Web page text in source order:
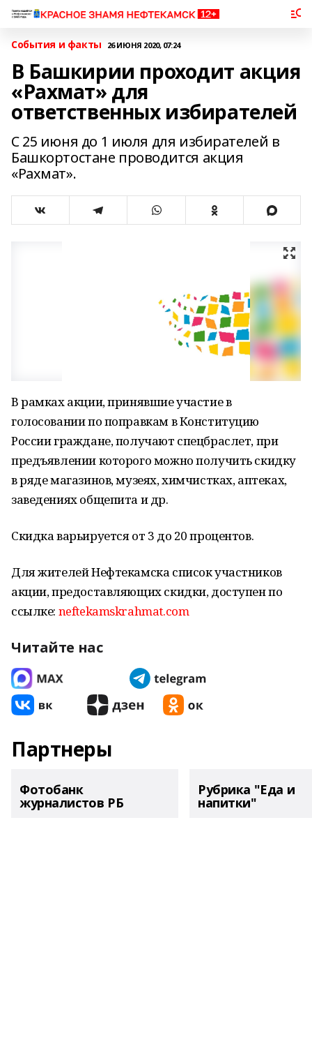
События и факты 26 ИЮНЯ 2020, 07:24
В Башкирии проходит акция
«Рахмат» для
ответственных избирателей
С 25 июня до 1 июля для избирателей в
Башкортостане проводится акция
«Рахмат».
В рамках акции, принявшие участие в
голосовании по поправкам в Конституцию
России граждане, получают спецбраслет, при
предъявлении которого можно получить скидку
в ряде магазинов, музеях, химчистках, аптеках,
заведениях общепита и др.
Скидка варьируется от 3 до 20 процентов.
Для жителей Нефтекамска список участников
акции, предоставляющих скидки, доступен по
ссылке: neftekamskrahmat.com
Читайте нас
Партнеры
Фотобанк
журналистов РБ
Рубрика "Еда и
напитки"